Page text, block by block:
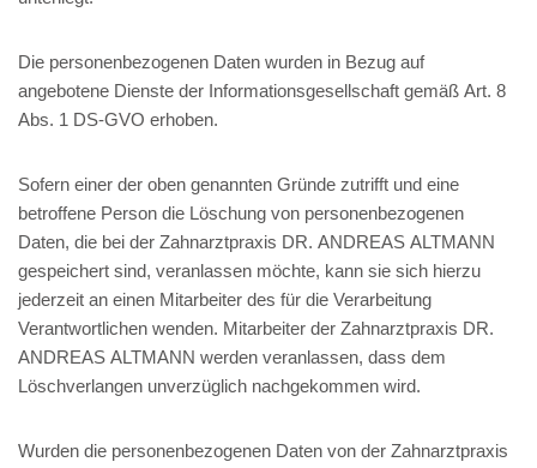
Die personenbezogenen Daten wurden in Bezug auf
angebotene Dienste der Informationsgesellschaft gemäß Art. 8
Abs. 1 DS-GVO erhoben.
Sofern einer der oben genannten Gründe zutrifft und eine
betroffene Person die Löschung von personenbezogenen
Daten, die bei der Zahnarztpraxis DR. ANDREAS ALTMANN
gespeichert sind, veranlassen möchte, kann sie sich hierzu
jederzeit an einen Mitarbeiter des für die Verarbeitung
Verantwortlichen wenden. Mitarbeiter der Zahnarztpraxis DR.
ANDREAS ALTMANN werden veranlassen, dass dem
Löschverlangen unverzüglich nachgekommen wird.
Wurden die personenbezogenen Daten von der Zahnarztpraxis